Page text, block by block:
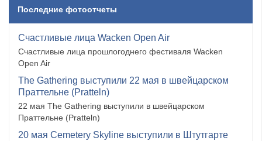
Последние фотоотчеты
Счастливые лица Wacken Open Air
Счастливые лица прошлогоднего фестиваля Wacken
Open Air
The Gathering выступили 22 мая в швейцарском
Праттельне (Pratteln)
22 мая The Gathering выступили в швейцарском
Праттельне (Pratteln)
20 мая Cemetery Skyline выступили в Штутгарте